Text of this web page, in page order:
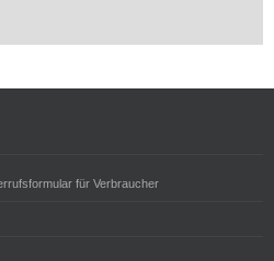
für Verbraucher